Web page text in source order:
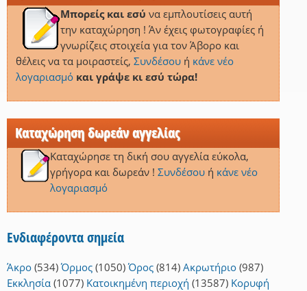
Μπορείς και εσύ να εμπλουτίσεις αυτή
την καταχώρηση ! Άν έχεις φωτογραφίες ή
γνωρίζεις στοιχεία για τον Άβορο και
θέλεις να τα μοιραστείς, Συνδέσουή κάνε νέο
λογαριασμό και γράψε κι εσύ τώρα!
Καταχώρηση δωρεάν αγγελίας
Καταχώρησε τη δική σου αγγελία εύκολα,
γρήγορα και δωρεάν ! Συνδέσουή κάνε νέο
λογαριασμό
Ενδιαφέροντα σημεία
Άκρο (534) Όρμος (1050) Όρος (814) Ακρωτήριο (987)
Εκκλησία (1077) Κατοικημένη περιοχή (13587) Κορυφή